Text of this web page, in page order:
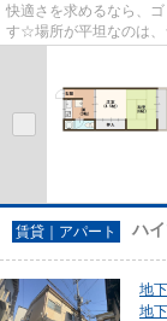
快適さを求めるなら、
す☆場所が平坦なのは
賃貸｜アパート ハ
地
地